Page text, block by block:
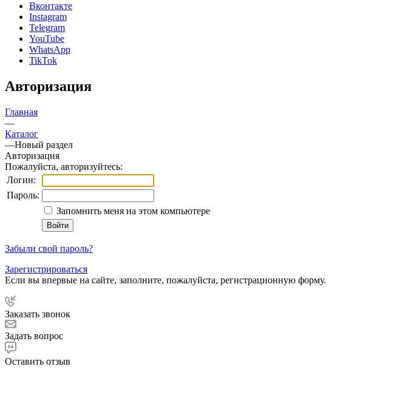
Вконтакте
Instagram
Telegram
YouTube
WhatsApp
TikTok
Авторизация
Главная
—
Каталог
—Новый раздел
Авторизация
Пожалуйста, авторизуйтесь:
Логин:
Пароль:
Запомнить меня на этом компьютере
Забыли свой пароль?
Зарегистрироваться
Если вы впервые на сайте, заполните, пожалуйста, регистрационную форму.
Заказать звонок
Задать вопрос
Оставить отзыв